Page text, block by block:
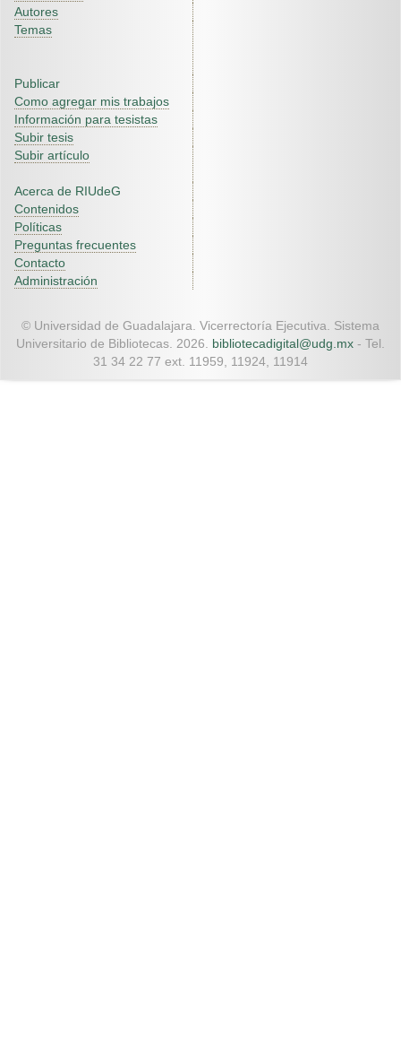
Autores
Temas
Publicar
Como agregar mis trabajos
Información para tesistas
Subir tesis
Subir artículo
Acerca de RIUdeG
Contenidos
Políticas
Preguntas frecuentes
Contacto
Administración
© Universidad de Guadalajara. Vicerrectoría Ejecutiva. Sistema
Universitario de Bibliotecas. 2026. bibliotecadigital@udg.mx - Tel.
31 34 22 77 ext. 11959, 11924, 11914